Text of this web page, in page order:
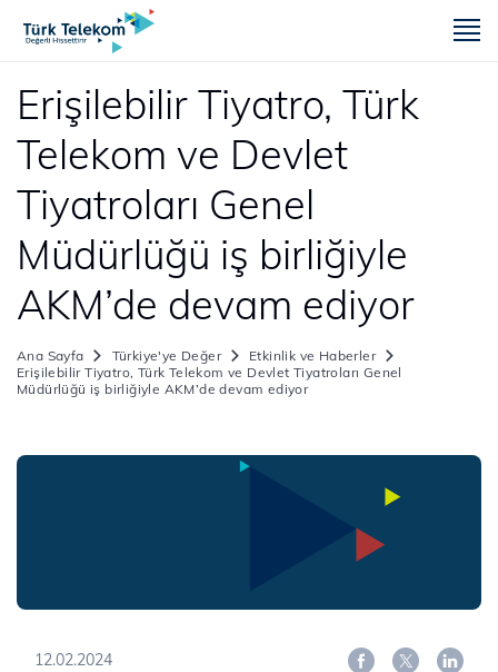
Erişilebilir Tiyatro, Türk
Telekom ve Devlet
Tiyatroları Genel
Müdürlüğü iş birliğiyle
AKM’de devam ediyor
Ana Sayfa Türkiye'ye Değer
Etkinlik ve Haberler
Erişilebilir Tiyatro, Türk Telekom ve Devlet Tiyatroları Genel
Müdürlüğü iş birliğiyle AKM’de devam ediyor
12.02.2024